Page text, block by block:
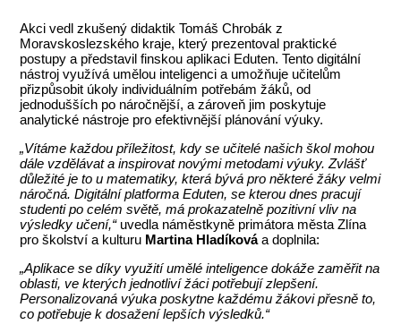
Akci vedl zkušený didaktik Tomáš Chrobák z
Moravskoslezského kraje, který prezentoval praktické
postupy a představil finskou aplikaci Eduten. Tento digitální
nástroj využívá umělou inteligenci a umožňuje učitelům
přizpůsobit úkoly individuálním potřebám žáků, od
jednodušších po náročnější, a zároveň jim poskytuje
analytické nástroje pro efektivnější plánování výuky.
„Vítáme každou příležitost, kdy se učitelé našich škol mohou
dále vzdělávat a inspirovat novými metodami výuky. Zvlášť
důležité je to u matematiky, která bývá pro některé žáky velmi
náročná. Digitální platforma Eduten, se kterou dnes pracují
studenti po celém světě, má prokazatelně pozitivní vliv na
výsledky učení,“ uvedla náměstkyně primátora města Zlína
pro školství a kulturu Martina Hladíkováa doplnila:
„Aplikace se díky využití umělé inteligence dokáže zaměřit na
oblasti, ve kterých jednotliví žáci potřebují zlepšení.
Personalizovaná výuka poskytne každému žákovi přesně to,
co potřebuje k dosažení lepších výsledků.“